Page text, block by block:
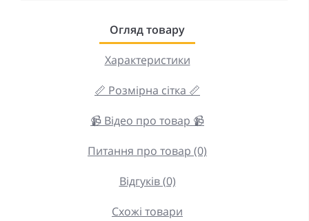
Огляд товару
Характеристики
📏 Розмірна сітка 📏
📹 Відео про товар 📹
Питання про товар (0)
Відгуків (0)
Схожі товари